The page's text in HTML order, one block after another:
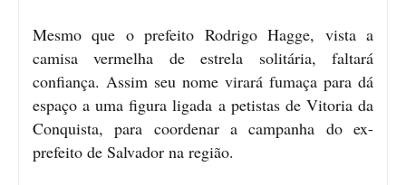
Mesmo que o prefeito Rodrigo Hagge, vista a
camisa vermelha de estrela solitária, faltará
confiança. Assim seu nome virará fumaça para dá
espaço a uma figura ligada a petistas de Vitoria da
Conquista, para coordenar a campanha do ex-
prefeito de Salvador na região.